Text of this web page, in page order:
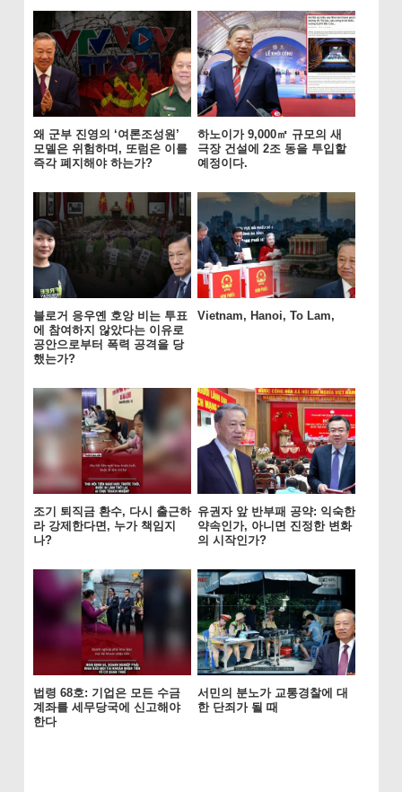
왜 군부 진영의 ‘여론조성원’
모델은 위험하며, 또럼은 이를
즉각 폐지해야 하는가?
하노이가 9,000㎡ 규모의 새
극장 건설에 2조 동을 투입할
예정이다.
블로거 응우옌 호앙 비는 투표
에 참여하지 않았다는 이유로
공안으로부터 폭력 공격을 당
했는가?
Vietnam, Hanoi, To Lam,
조기 퇴직금 환수, 다시 출근하
라 강제한다면, 누가 책임지
나?
유권자 앞 반부패 공약: 익숙한
약속인가, 아니면 진정한 변화
의 시작인가?
법령 68호: 기업은 모든 수금
계좌를 세무당국에 신고해야
한다
서민의 분노가 교통경찰에 대
한 단죄가 될 때